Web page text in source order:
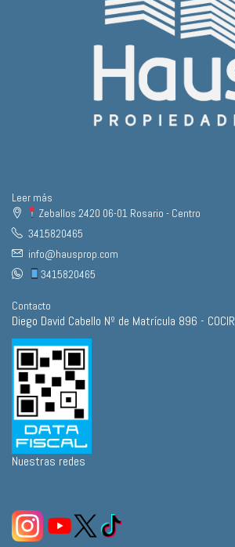
Leer más
Zeballos 2420 06-01 Rosario - Centro
3415820465
info@hausprop.com
3415820465
Contacto
Diego David Cabello Nº de Matrícula 896 - COCIR
Nuestras redes